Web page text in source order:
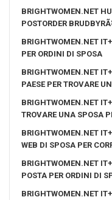
BRIGHTWOMEN.NET
POSTORDER
BRIGHTWOMEN.NET
PER ORDINI DI SPOSA
BRIGHTWOMEN.NET
PAESE PER TROVARE
BRIGHTWOMEN.NET
TROVARE UNA SPOSA
BRIGHTWOMEN.NET
WEB DI SPOSA PER
BRIGHTWOMEN.NET
POSTA PER ORDINI DI
BRIGHTWOMEN.NET